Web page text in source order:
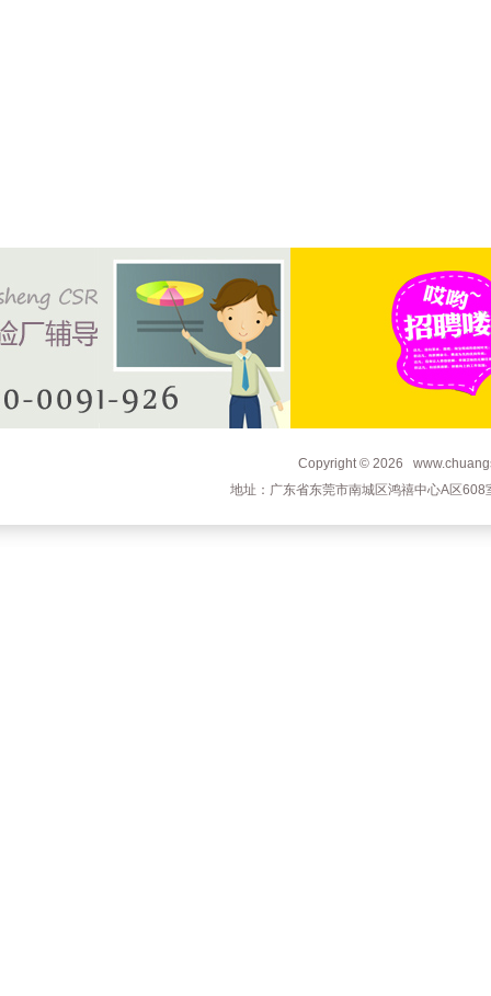
Copyright © 2026
地址：广东省东莞市南城区鸿禧中心A区